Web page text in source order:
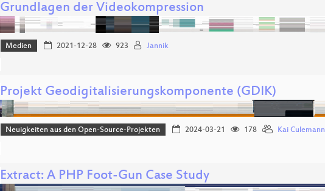
Grundlagen der Videokompression
Medien 2021-12-28 923 Jannik
Projekt Geodigitalisierungskomponente (GDIK)
Neuigkeiten aus den Open-Source-Projekten 2024-03-21 178 Kai Culemann
Extract: A PHP Foot-Gun Case Study